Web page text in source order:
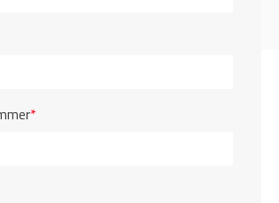
*